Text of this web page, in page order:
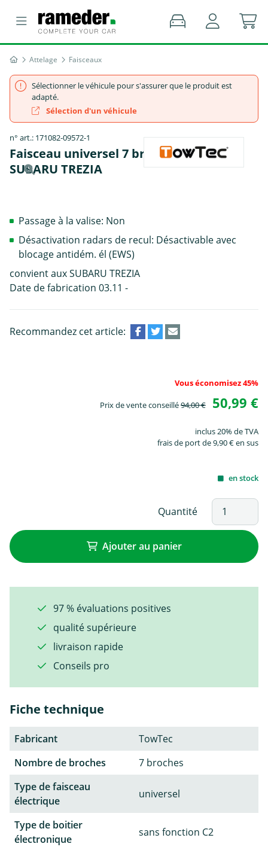
Attelage Faisceaux
Sélectionner le véhicule pour s'assurer que le produit est
adapté.
Sélection d'un véhicule
n° art.: 171082-09572-1
Faisceau universel 7 broches, TowTec -
SUBARU TREZIA
Passage à la valise: Non
Désactivation radars de recul: Désactivable avec
blocage antidém. él (EWS)
convient aux SUBARU TREZIA
Date de fabrication 03.11 -
Recommandez cet article:
Vous économisez 45%
Prix de vente conseillé94,00 € 50,99 €
inclus 20% de TVA
frais de port de 9,90 € en sus
en stock
Quantité
Ajouter au panier
97 % évaluations positives
qualité supérieure
livraison rapide
Conseils pro
Fiche technique
Fabricant
TowTec
Nombre de broches
7 broches
Type de faisceau
électrique
universel
Type de boitier
électronique
sans fonction C2